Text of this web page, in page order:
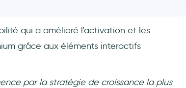
qui a amélioré l'activation et les
grâce aux éléments interactifs
par la stratégie de croissance la plus